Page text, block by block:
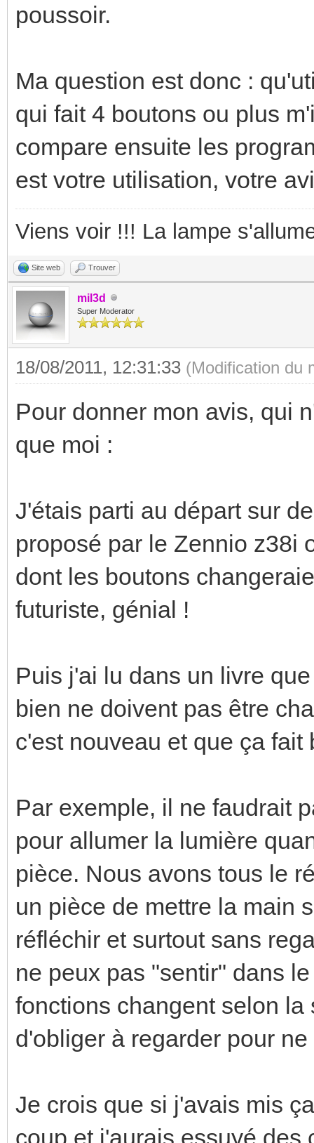
poussoir.
Ma question est donc :
qui fait 4 boutons ou plus
compare ensuite les
est votre utilisation, votre
Viens voir !!! La lampe
Site web Trouver
mil3d
Super Moderator
18/08/2011, 12:31:33 (Modification du
Pour donner mon avis, qui
que moi :
J'étais parti au départ sur
proposé par le Zennio z38i
dont les boutons
futuriste, génial !
Puis j'ai lu dans un livre
bien ne doivent pas être
c'est nouveau et que ça fait
Par exemple, il ne faudrait
pour allumer la lumière
pièce. Nous avons tous le
un pièce de mettre la main
réfléchir et surtout sans
ne peux pas "sentir" dans
fonctions changent selon
d'obliger à regarder pour
Je crois que si j'avais mis
coup et j'aurais essuyé des